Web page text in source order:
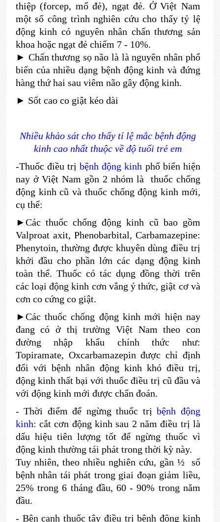
thiệp (forcep, mổ đẻ), ngạt đẻ. Ở Việt Nam
một số công trình nghiên cứu cho thấy tỷ lệ
động kinh có nguyên nhân chấn th­ương sản
khoa hoặc ngạt đẻ chiếm 7 - 10%.
► Chấn thương sọ não là là nguyên nhân phổ
biến của nhiều dạng bệnh động kinh và đứng
hàng thứ hai sau viêm não gây động kinh.
► Sốt cao co giật kéo dài
Nhiều khảo sát cho thấy tỉ lệ mắc bệnh động
kinh cao nhất thuộc về độ tuổi trẻ em
-Thuốc điều trịbệnh động kinh phổ biến hiện
nay ở Việt Nam gồn 2 nhóm là thuốc chống
động kinh cũ và thuốc chống động kinh mới,
cụ thể:
►Các thuốc chống động kinh cũ bao gồm
Valproat axit, Phenobarbital, Carbamazepine:
Phenytoin, thường được khuyên dùng điều trị
khởi đầu cho phần lớn các dạng động kinh
toàn thể. Thuốc có tác dụng đồng thời trên
các loại động kinh cơn vắng ý thức, giật cơ và
cơn co cứng co giật.
►Các thuốc chống động kinh mới hiện nay
đang có ở thị trường Việt Nam theo con
đường nhập khẩu chính thức như:
Topiramate, Oxcarbamazepin được chỉ định
đối với bệnh nhân động kinh khó điều trị,
động kinh thất bại với thuốc điều trị cũ đầu và
với động kinh mới được chẩn đoán.
- Thời điểm để ngừng thuốc trịbệnh động
kinh: cắt cơn động kinh sau 2 năm điều trị là
dấu hiệu tiên lư­ợng tốt để ngừng thuốc vì
động kinh thư­ờng tái phát trong thời kỳ này.
Tuy nhiên, theo nhiều nghiên cứu, gần ½ số
bệnh nhân tái phát trong giai đoạn giảm liều,
25% trong 6 tháng đầu, 60 - 90% trong năm
đầu.
- Bên cạnh thuốc tây điều trị bệnh động kinh